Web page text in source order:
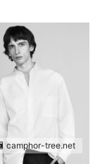
camphor-tree.net